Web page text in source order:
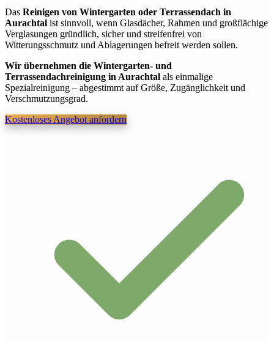
Das Reinigen von Wintergarten oder Terrassendach in
Aurachtal ist sinnvoll, wenn Glasdächer, Rahmen und großflächige
Verglasungen gründlich, sicher und streifenfrei von
Witterungsschmutz und Ablagerungen befreit werden sollen.
Wir übernehmen die Wintergarten- und
Terrassendachreinigung in Aurachtal als einmalige
Spezialreinigung – abgestimmt auf Größe, Zugänglichkeit und
Verschmutzungsgrad.
Kostenloses Angebot anfordern